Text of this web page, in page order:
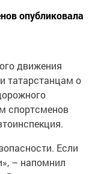
опубликовала
движения
татарстанцам о
спортсменов
Если
– напомнил